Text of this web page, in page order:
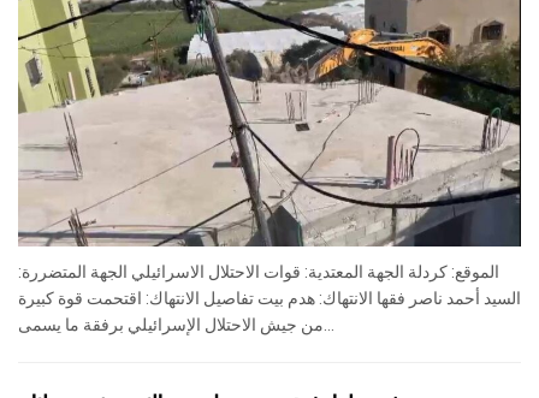
الموقع: كردلة الجهة المعتدية: قوات الاحتلال الاسرائيلي الجهة المتضررة:
السيد أحمد ناصر فقها الانتهاك: هدم بيت تفاصيل الانتهاك: اقتحمت قوة كبيرة
من جيش الاحتلال الإسرائيلي برفقة ما يسمى...